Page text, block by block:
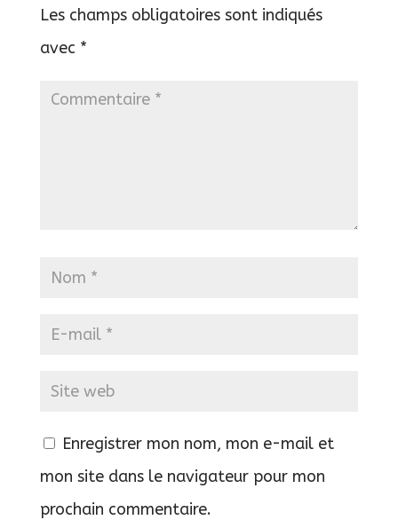
Les champs obligatoires sont indiqués
avec *
Enregistrer mon nom, mon e-mail et
mon site dans le navigateur pour mon
prochain commentaire.